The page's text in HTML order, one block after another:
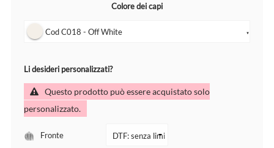
Colore dei capi
Cod C018 - Off White ▼
Li desideri personalizzati?
Questo prodotto può essere acquistato solo
personalizzato.
Fronte